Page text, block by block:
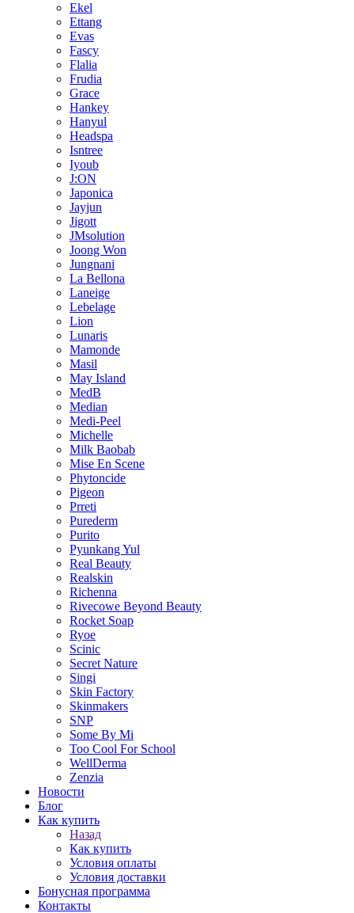
Ekel
Ettang
Evas
Fascy
Flalia
Frudia
Grace
Hankey
Hanyul
Headspa
Isntree
Iyoub
J:ON
Japonica
Jayjun
Jigott
JMsolution
Joong Won
Jungnani
La Bellona
Laneige
Lebelage
Lion
Lunaris
Mamonde
Masil
May Island
MedB
Median
Medi-Peel
Michelle
Milk Baobab
Mise En Scene
Phytoncide
Pigeon
Prreti
Purederm
Purito
Pyunkang Yul
Real Beauty
Realskin
Richenna
Rivecowe Beyond Beauty
Rocket Soap
Ryoe
Scinic
Secret Nature
Singi
Skin Factory
Skinmakers
SNP
Some By Mi
Too Cool For School
WellDerma
Zenzia
Новости
Блог
Как купить
Назад
Как купить
Условия оплаты
Условия доставки
Бонусная программа
Контакты